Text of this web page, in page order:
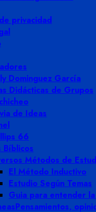
privacidad
Dominguez García
Didácticas de Grupos
de Ideas
66
Bíblicos
Métodos de
El Método Inductivo
Estudio Según Temas
Guia para entender
Pensamientos,